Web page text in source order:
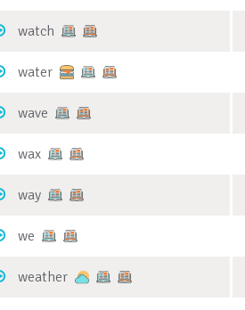
watch
water
wave
wax
way
we
weather